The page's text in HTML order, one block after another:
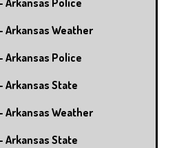
Arkansas Police
Arkansas Weather
Arkansas Police
Arkansas State
Arkansas Weather
Arkansas State